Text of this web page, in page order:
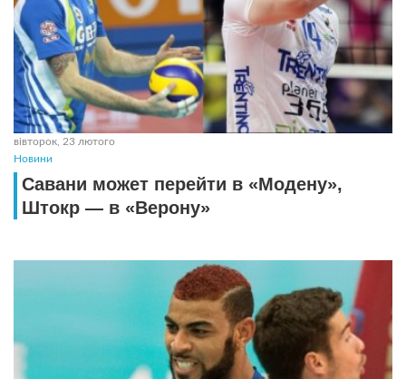
вівторок, 23 лютого
Новини
Савани может перейти в «Модену»,
Штокр — в «Верону»